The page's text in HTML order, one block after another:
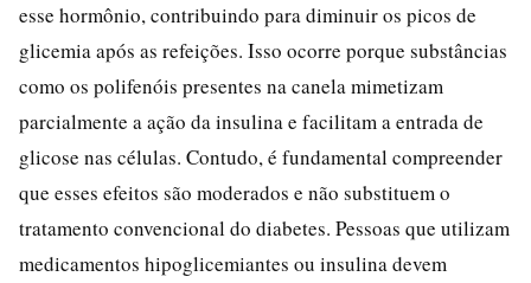
esse hormônio, contribuindo para diminuir os picos de
glicemia após as refeições. Isso ocorre porque substâncias
como os polifenóis presentes na canela mimetizam
parcialmente a ação da insulina e facilitam a entrada de
glicose nas células. Contudo, é fundamental compreender
que esses efeitos são moderados e não substituem o
tratamento convencional do diabetes. Pessoas que utilizam
medicamentos hipoglicemiantes ou insulina devem